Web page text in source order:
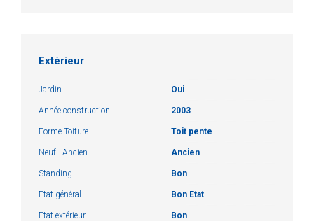
Extérieur
Jardin Oui
Année construction 2003
Forme Toiture Toit pente
Neuf - Ancien Ancien
Standing Bon
Etat général Bon Etat
Etat extérieur Bon